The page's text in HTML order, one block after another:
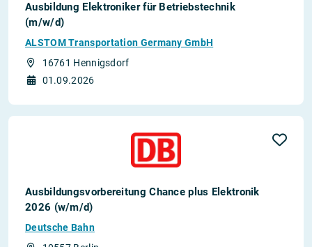
Ausbildung Elektroniker für Betriebstechnik
(m/w/d)
ALSTOM Transportation Germany GmbH
16761 Hennigsdorf
01.09.2026
Ausbildungsvorbereitung Chance plus Elektronik
2026 (w/m/d)
Deutsche Bahn